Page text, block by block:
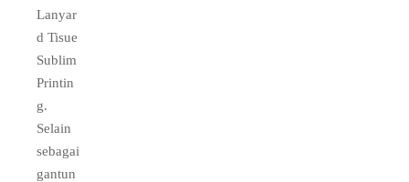
Lanyar
d Tisue
Sublim
Printin
g.
Selain
sebagai
gantun